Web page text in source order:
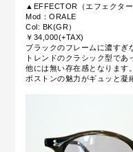
▲EFFECTOR（エフェクター
Mod：ORALE
Col: BK(GR）
￥34,000(+TAX)
ブラックのフレームに濃すぎ
トレンドのクラシック型で
他には無い存在感となります。
ボストンの魅力がギュッと凝